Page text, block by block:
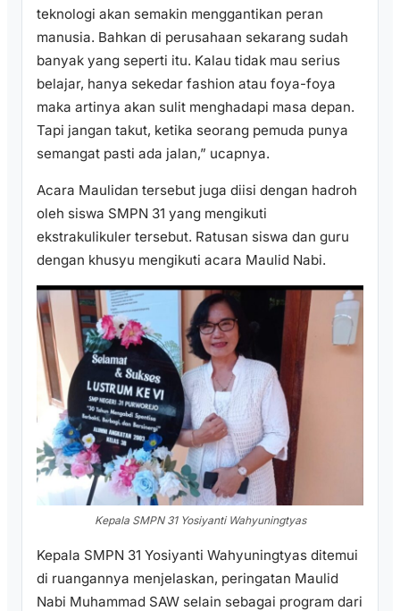
teknologi akan semakin menggantikan peran
manusia. Bahkan di perusahaan sekarang sudah
banyak yang seperti itu. Kalau tidak mau serius
belajar, hanya sekedar fashion atau foya-foya
maka artinya akan sulit menghadapi masa depan.
Tapi jangan takut, ketika seorang pemuda punya
semangat pasti ada jalan,” ucapnya.
Acara Maulidan tersebut juga diisi dengan hadroh
oleh siswa SMPN 31 yang mengikuti
ekstrakulikuler tersebut. Ratusan siswa dan guru
dengan khusyu mengikuti acara Maulid Nabi.
Kepala SMPN 31 Yosiyanti Wahyuningtyas
Kepala SMPN 31 Yosiyanti Wahyuningtyas ditemui
di ruangannya menjelaskan, peringatan Maulid
Nabi Muhammad SAW selain sebagai program dari